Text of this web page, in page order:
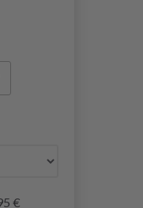
€